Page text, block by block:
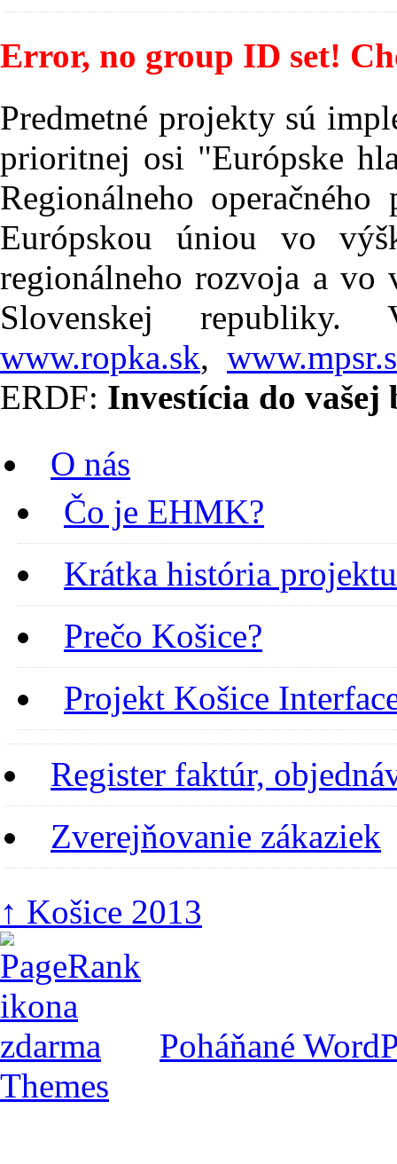
Error, no group ID set!
Predmetné projekty sú
prioritnej osi "Európske
Regionálneho
Európskou úniou vo
regionálneho rozvoja a vo
Slovenskej
www.ropka.sk,
ERDF: Investícia do vašej
O nás
Čo je EHMK?
Krátka história projektu
Prečo Košice?
Projekt Košice
Register faktúr,
Zverejňovanie zákaziek
↑ Košice 2013
Poháňané
Themes